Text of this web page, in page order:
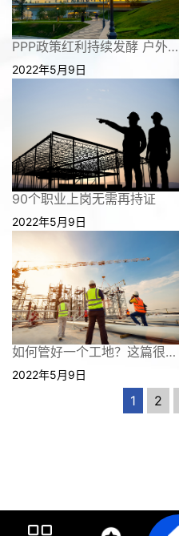
PPP政策红利持续发酵 户外景观照明再次被推向市场浪尖
2022年5月9日
90个职业上岗无需再持证
2022年5月9日
如何管好一个工地？这篇很全！
2022年5月9日
1 2